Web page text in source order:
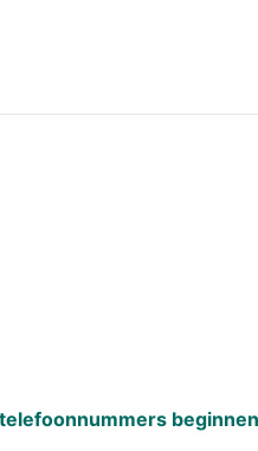
telefoonnummers